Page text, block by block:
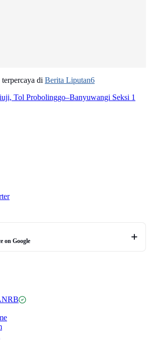
di Berita Liputan6
Tol Probolinggo–Banyuwangi Seksi 1
on Google